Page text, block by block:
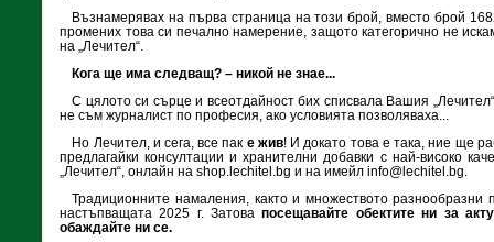
Възнамерявах на първа страница на този брой, вместо брой
промених това си печално намерение, защото категорично не
на „Лечител“.
Кога ще има следващ? – никой не знае...
С цялото си сърце и всеотдайност бих списвала Вашия
не съм журналист по професия, ако условията позволяваха...
Но Лечител, и сега, все пак е жив! И докато това е така, ние ще
предлагайки консултации и хранителни добавки с най-високо
„Лечител“, онлайн на shop.lechitel.bg и на имейл info@lechitel.bg.
Традиционните намаления, както и множеството
настъпващата 2025 г. Затовапосещавайте обектите ни за
обаждайте ни се.